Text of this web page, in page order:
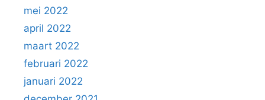
mei 2022
april 2022
maart 2022
februari 2022
januari 2022